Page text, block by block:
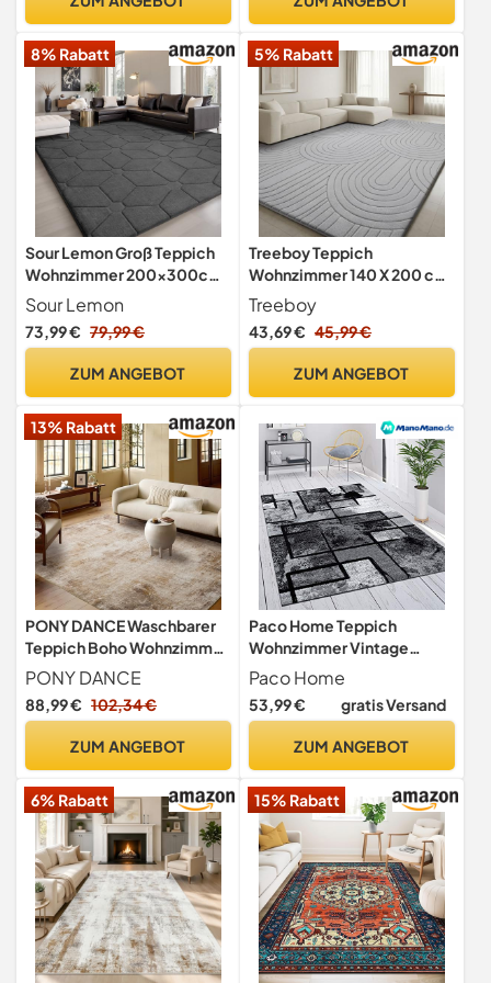
Rechteckig
8% Rabatt
Sour Lemon Groß Teppich
Wohnzimmer 200x300cm,
Flauschiger Teppiche Grau
Sour Lemon
73,99 € 79,99 €
ZUM ANGEBOT
5% Rabatt
Treeboy Teppich
Wohnzimmer 140 X 200 cm
Grau Carpet Teppiche
Schlafzimmer
Treeboy
43,69 € 45,99 €
ZUM ANGEBOT
13% Rabatt
PONY DANCE Waschbarer
Teppich Boho Wohnzimmer
160x230 cm Dünne und
Flauschige Kurzflor
Teppiche rutschfest für
Karamell Reflexionen
PONY DANCE
88,99 € 102,34 €
ZUM ANGEBOT
Paco Home Teppich
Wohnzimmer Vintage
Kurzflor Schlafzimmer
Geometrisches Design
Modern, Grösse:160x230
Paco Home
53,99 € gratis Versand
ZUM ANGEBOT
6% Rabatt 15% Rabatt